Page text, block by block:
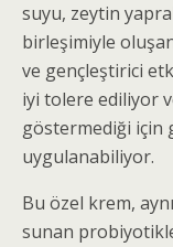
suyu, zeytin
birleşimiyle
ve gençleştirici
iyi tolere ediliyor
göstermediği için
uygulanabiliyor.
Bu özel krem,
sunan